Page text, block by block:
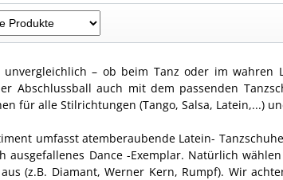
– ob beim Tanz oder im wahren
Abschlussball auch mit dem passenden
für alle Stilrichtungen (Tango, Salsa, Latein,...)
umfasst atemberaubende Latein-
ausgefallenes Dance -Exemplar. Natürlich
(z.B. Diamant, Werner Kern, Rumpf). Wir